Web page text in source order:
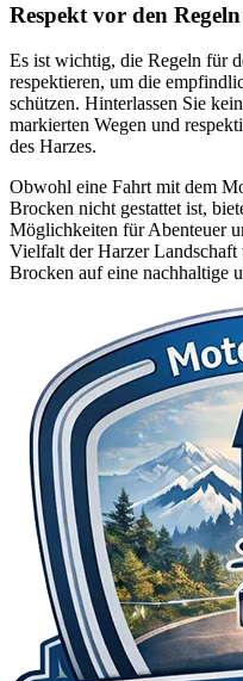
Respekt vor den
Es ist wichtig, die Regeln für
respektieren, um die
schützen. Hinterlassen Sie
markierten Wegen und
des Harzes.
Obwohl eine Fahrt mit dem
Brocken nicht gestattet ist,
Möglichkeiten für Abenteuer
Vielfalt der Harzer Landschaft
Brocken auf eine nachhaltige